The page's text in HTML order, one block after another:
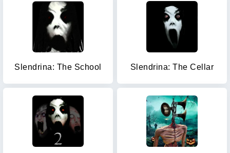
Slendrina: The School Slendrina: The Cellar